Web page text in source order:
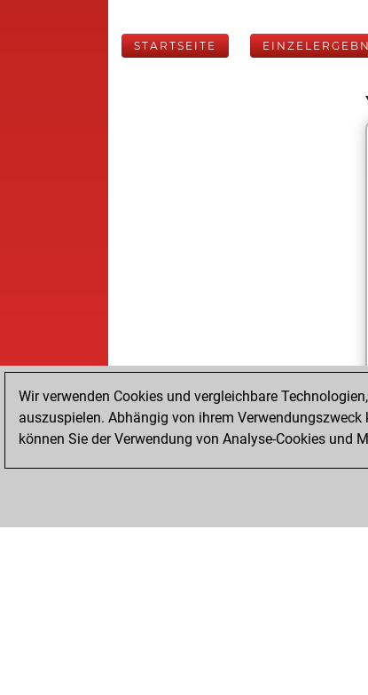
STARTSEITE
Wir verwenden Cookies und vergleichbare
auszuspielen. Abhängig von ihrem
können Sie der Verwendung von Analyse-Cookies und